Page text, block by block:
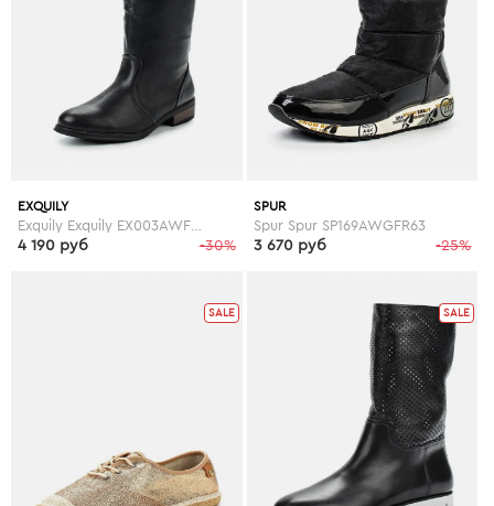
EXQUILY
-30%
4 190 руб
SPUR
Spur Spur SP169AWGFR63
-25%
3 670 руб
SALE SALE